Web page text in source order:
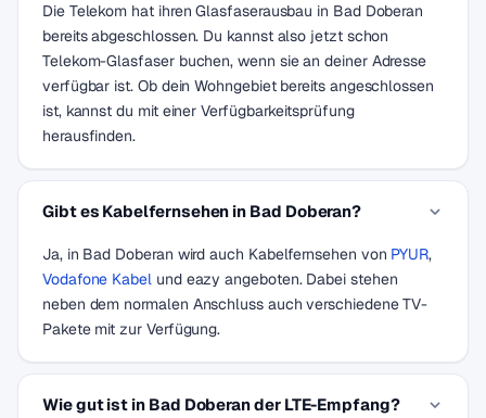
Die Telekom hat ihren Glasfaserausbau in Bad Doberan
bereits abgeschlossen. Du kannst also jetzt schon
Telekom-Glasfaser buchen, wenn sie an deiner Adresse
verfügbar ist. Ob dein Wohngebiet bereits angeschlossen
ist, kannst du mit einer Verfügbarkeitsprüfung
herausfinden.
Gibt es Kabelfernsehen in Bad Doberan?
Ja, in Bad Doberan wird auch Kabelfernsehen von PYUR,
Vodafone Kabelund eazy angeboten. Dabei stehen
neben dem normalen Anschluss auch verschiedene TV-
Pakete mit zur Verfügung.
Wie gut ist in Bad Doberan der LTE-Empfang?